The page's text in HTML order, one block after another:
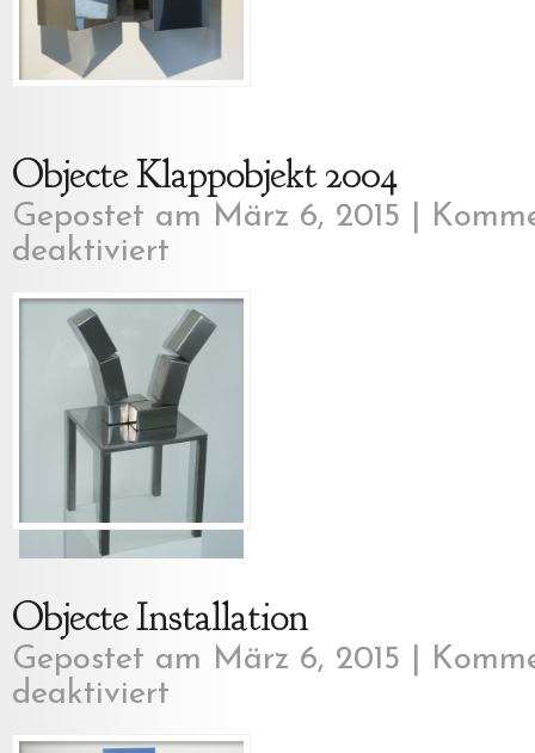
Objecte Klappobjekt 2004
Gepostet am März 6, 2015 |
deaktiviert
Klappobjekt
2004
Objecte Installation
Gepostet am März 6, 2015 |
deaktiviert
Installation